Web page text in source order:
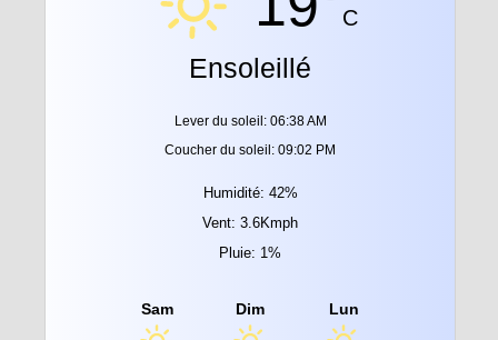
C
Ensoleillé
Lever du soleil: 06:38 AM
Coucher du soleil: 09:02 PM
Humidité: 42%
Vent: 3.6Kmph
Pluie: 1%
Sam Dim Lun